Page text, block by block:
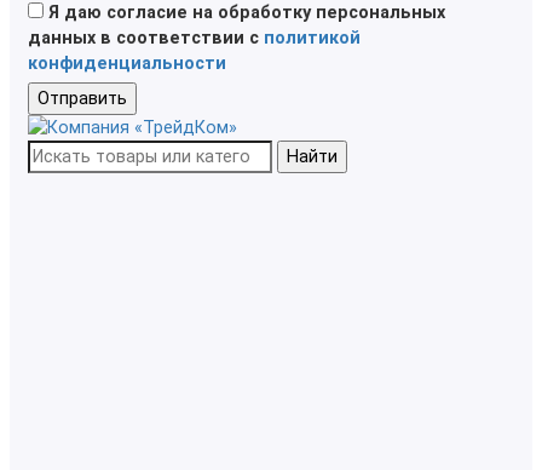
Я даю согласие на обработку персональных
данных в соответствии с политикой
конфиденциальности
Отправить
Найти